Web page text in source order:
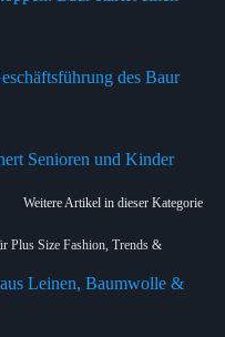
des Baur
Senioren und Kinder
Weitere Artikel in dieser Kategorie
Plus Size Fashion, Trends &
Leinen, Baumwolle &